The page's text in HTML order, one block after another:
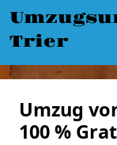
Trier
Umzug
100 %